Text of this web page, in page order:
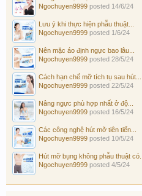
Ngochuyen9999 posted 14/6/24
Lưu ý khi thực hiện phẫu thuật...
Ngochuyen9999 posted 1/6/24
Nên mặc áo định ngực bao lâu...
Ngochuyen9999 posted 28/5/24
Cách hạn chế mỡ tích tụ sau hút...
Ngochuyen9999 posted 22/5/24
Nâng ngực phù hợp nhất ở độ...
Ngochuyen9999 posted 16/5/24
Các công nghệ hút mỡ tiên tiến...
Ngochuyen9999 posted 10/5/24
Hút mỡ bụng không phẫu thuật có...
Ngochuyen9999 posted 4/5/24